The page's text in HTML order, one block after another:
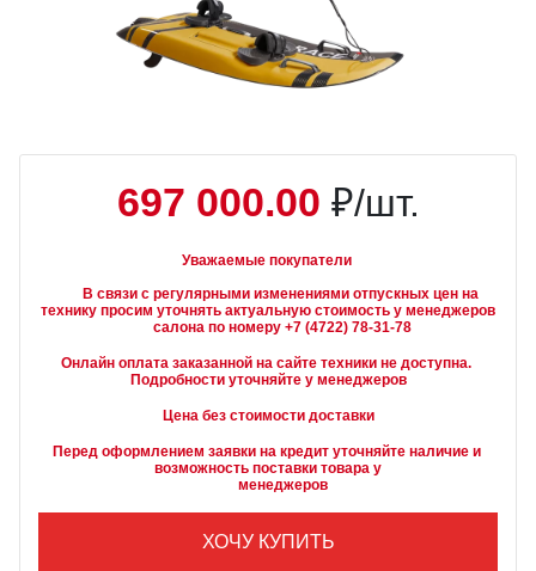
697 000.00 ₽/шт.
Уважаемые покупатели
технику просим уточнять актуальную стоимость у менеджеров
Онлайн оплата заказанной на сайте техники не доступна.
Подробности уточняйте у менеджеров
Цена без стоимости доставки
Перед оформлением заявки на кредит уточняйте наличие и
возможность поставки товара у
        менеджеров
ХОЧУ КУПИТЬ